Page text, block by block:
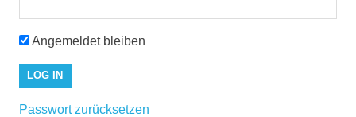
Angemeldet bleiben
Passwort zurücksetzen